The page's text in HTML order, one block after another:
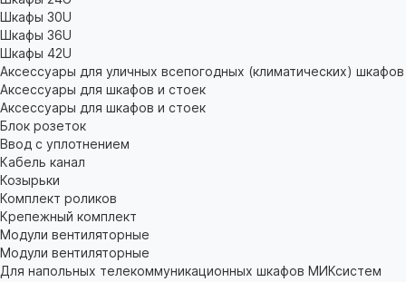
Шкафы 30U
Шкафы 36U
Шкафы 42U
Аксессуары для уличных всепогодных (климатических) шкафов
Аксессуары для шкафов и стоек
Аксессуары для шкафов и стоек
Блок розеток
Ввод с уплотнением
Кабель канал
Козырьки
Комплект роликов
Крепежный комплект
Модули вентиляторные
Модули вентиляторные
Для напольных телекоммуникационных шкафов МИКсистем